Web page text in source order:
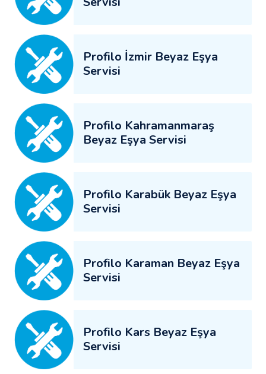
Profilo İzmir Beyaz Eşya
Servisi
Profilo Kahramanmaraş
Beyaz Eşya Servisi
Profilo Karabük Beyaz Eşya
Servisi
Profilo Karaman Beyaz Eşya
Servisi
Profilo Kars Beyaz Eşya
Servisi